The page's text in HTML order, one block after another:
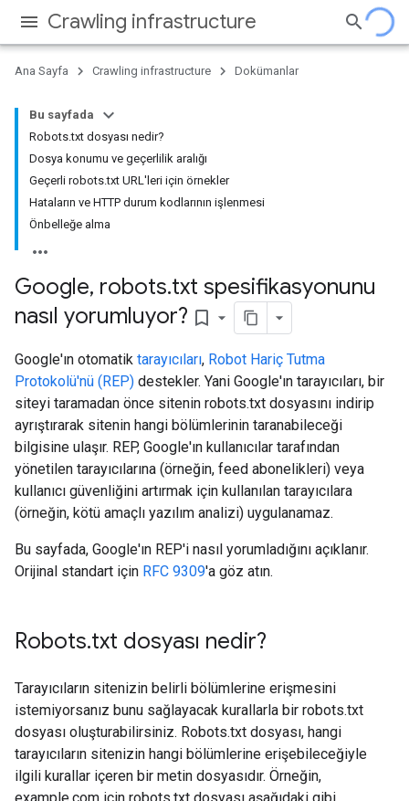
Crawling infrastructure
Ana Sayfa Crawling infrastructure Dokümanlar
Bu sayfada
Robots.txt dosyası nedir?
Dosya konumu ve geçerlilik aralığı
Geçerli robots.txt URL'leri için örnekler
Hataların ve HTTP durum kodlarının işlenmesi
Önbelleğe alma
Google, robots.txt spesifikasyonunu
nasıl yorumluyor? bookmark_border
Google'ın otomatik tarayıcıları, Robot Hariç Tutma
Protokolü'nü (REP) destekler. Yani Google'ın tarayıcıları, bir
siteyi taramadan önce sitenin robots.txt dosyasını indirip
ayrıştırarak sitenin hangi bölümlerinin taranabileceği
bilgisine ulaşır. REP, Google'ın kullanıcılar tarafından
yönetilen tarayıcılarına (örneğin, feed abonelikleri) veya
kullanıcı güvenliğini artırmak için kullanılan tarayıcılara
(örneğin, kötü amaçlı yazılım analizi) uygulanamaz.
Bu sayfada, Google'ın REP'i nasıl yorumladığını açıklanır.
Orijinal standart için RFC 9309'a göz atın.
Robots.txt dosyası nedir?
Tarayıcıların sitenizin belirli bölümlerine erişmesini
istemiyorsanız bunu sağlayacak kurallarla bir robots.txt
dosyası oluşturabilirsiniz. Robots.txt dosyası, hangi
tarayıcıların sitenizin hangi bölümlerine erişebileceğiyle
ilgili kurallar içeren bir metin dosyasıdır. Örneğin,